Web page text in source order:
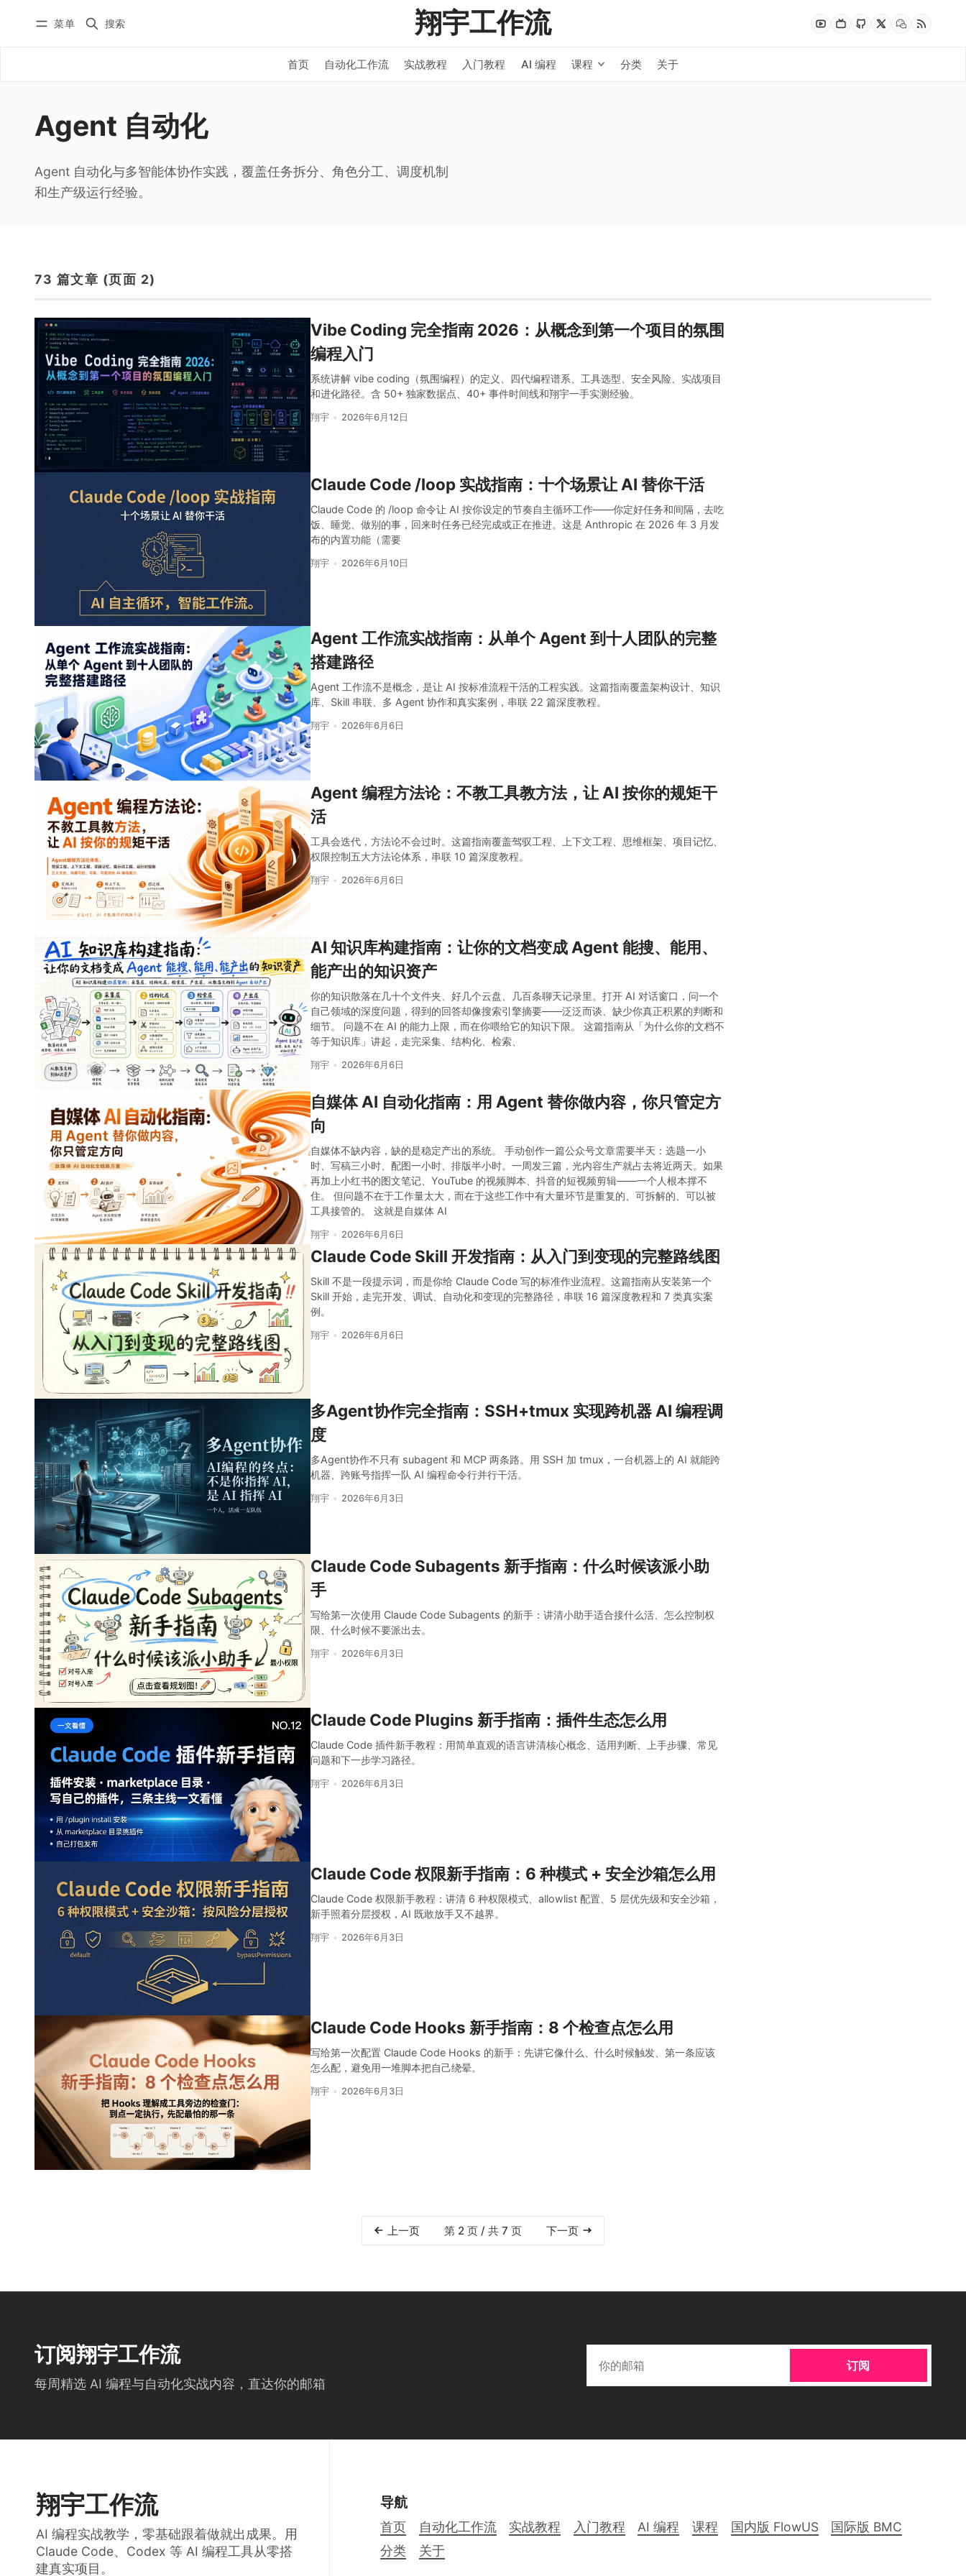
菜单 搜索 翔宇工作流
首页 自动化工作流 实战教程 入门教程 AI 编程 课程 分类 关于
自动化工作流
实战教程
入门教程
AI 编程
分类
关于
学员实践
Agent 自动化
Agent 自动化与多智能体协作实践，覆盖任务拆分、角色分工、调度机制
和生产级运行经验。
73 篇文章 (页面 2)
Vibe Coding 完全指南 2026：从概念到第一个项目的氛围
编程入门
系统讲解 vibe coding（氛围编程）的定义、四代编程谱系、工具选型、安全风险、实战项目
和进化路径。含 50+ 独家数据点、40+ 事件时间线和翔宇一手实测经验。
翔宇 2026年6月12日
Claude Code /loop 实战指南：十个场景让 AI 替你干活
Claude Code 的 /loop 命令让 AI 按你设定的节奏自主循环工作——你定好任务和间隔，去吃
饭、睡觉、做别的事，回来时任务已经完成或正在推进。这是 Anthropic 在 2026 年 3 月发
布的内置功能（需要
翔宇 2026年6月10日
Agent 工作流实战指南：从单个 Agent 到十人团队的完整
搭建路径
Agent 工作流不是概念，是让 AI 按标准流程干活的工程实践。这篇指南覆盖架构设计、知识
库、Skill 串联、多 Agent 协作和真实案例，串联 22 篇深度教程。
翔宇 2026年6月6日
Agent 编程方法论：不教工具教方法，让 AI 按你的规矩干
活
工具会迭代，方法论不会过时。这篇指南覆盖驾驭工程、上下文工程、思维框架、项目记忆、
权限控制五大方法论体系，串联 10 篇深度教程。
翔宇 2026年6月6日
AI 知识库构建指南：让你的文档变成 Agent 能搜、能用、
能产出的知识资产
你的知识散落在几十个文件夹、好几个云盘、几百条聊天记录里。打开 AI 对话窗口，问一个
自己领域的深度问题，得到的回答却像搜索引擎摘要——泛泛而谈、缺少你真正积累的判断和
细节。 问题不在 AI 的能力上限，而在你喂给它的知识下限。 这篇指南从「为什么你的文档不
等于知识库」讲起，走完采集、结构化、检索、
翔宇 2026年6月6日
自媒体 AI 自动化指南：用 Agent 替你做内容，你只管定方
向
自媒体不缺内容，缺的是稳定产出的系统。 手动创作一篇公众号文章需要半天：选题一小
时、写稿三小时、配图一小时、排版半小时。一周发三篇，光内容生产就占去将近两天。如果
再加上小红书的图文笔记、YouTube 的视频脚本、抖音的短视频剪辑——一个人根本撑不
住。 但问题不在于工作量太大，而在于这些工作中有大量环节是重复的、可拆解的、可以被
工具接管的。 这就是自媒体 AI
翔宇 2026年6月6日
Claude Code Skill 开发指南：从入门到变现的完整路线图
Skill 不是一段提示词，而是你给 Claude Code 写的标准作业流程。这篇指南从安装第一个
Skill 开始，走完开发、调试、自动化和变现的完整路径，串联 16 篇深度教程和 7 类真实案
例。
翔宇 2026年6月6日
多Agent协作完全指南：SSH+tmux 实现跨机器 AI 编程调
度
多Agent协作不只有 subagent 和 MCP 两条路。用 SSH 加 tmux，一台机器上的 AI 就能跨
机器、跨账号指挥一队 AI 编程命令行并行干活。
翔宇 2026年6月3日
Claude Code Subagents 新手指南：什么时候该派小助
手
写给第一次使用 Claude Code Subagents 的新手：讲清小助手适合接什么活、怎么控制权
限、什么时候不要派出去。
翔宇 2026年6月3日
Claude Code Plugins 新手指南：插件生态怎么用
Claude Code 插件新手教程：用简单直观的语言讲清核心概念、适用判断、上手步骤、常见
问题和下一步学习路径。
翔宇 2026年6月3日
Claude Code 权限新手指南：6 种模式 + 安全沙箱怎么用
Claude Code 权限新手教程：讲清 6 种权限模式、allowlist 配置、5 层优先级和安全沙箱，
新手照着分层授权，AI 既敢放手又不越界。
翔宇 2026年6月3日
Claude Code Hooks 新手指南：8 个检查点怎么用
写给第一次配置 Claude Code Hooks 的新手：先讲它像什么、什么时候触发、第一条应该
怎么配，避免用一堆脚本把自己绕晕。
翔宇 2026年6月3日
上一页 第 2 页 / 共 7 页 下一页
订阅翔宇工作流
每周精选 AI 编程与自动化实战内容，直达你的邮箱
订阅
翔宇工作流
AI 编程实战教学，零基础跟着做就出成果。用
Claude Code、Codex 等 AI 编程工具从零搭
建真实项目。
导航
首页 自动化工作流 实战教程 入门教程 AI 编程 课程 国内版 FlowUS
国际版 BMC
分类
关于